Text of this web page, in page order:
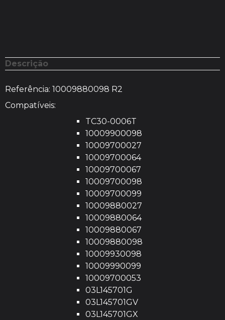
Descrição
Referência: 10009880098 R2
Compatíveis:
TC30-0006T
10009900098
10009700027
10009700064
10009700067
10009700098
10009700099
10009880027
10009880064
10009880067
10009880098
10009930098
10009990099
10009700053
03L145701G
03L145701GV
03L145701GX